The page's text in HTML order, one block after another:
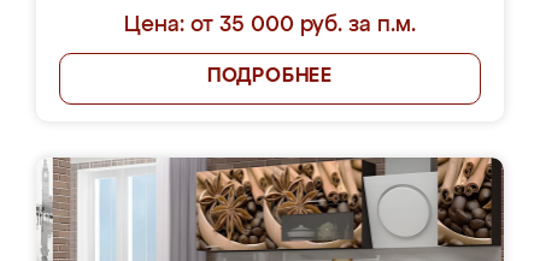
Цена: от 35 000 руб. за п.м.
ПОДРОБНЕЕ